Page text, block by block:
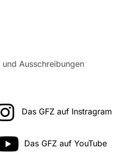
Ausschreibungen
Das GFZ auf Instragram
Das GFZ auf YouTube